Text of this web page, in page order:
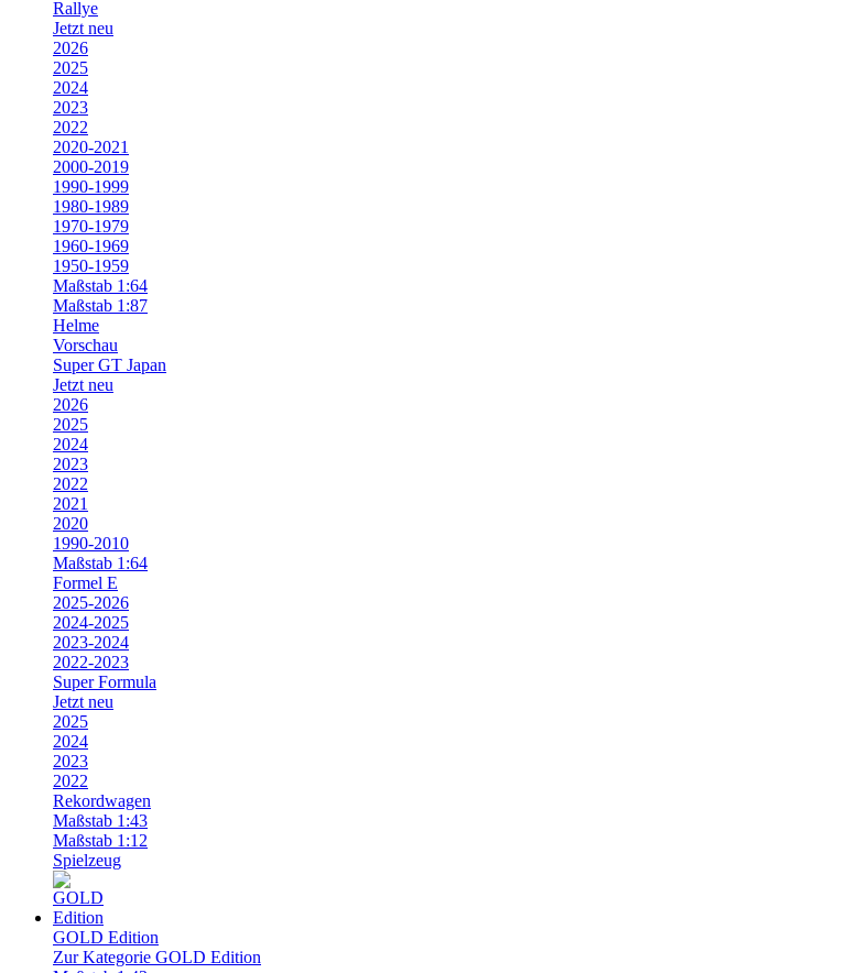
Rallye
Jetzt neu
2026
2025
2024
2023
2022
2020-2021
2000-2019
1990-1999
1980-1989
1970-1979
1960-1969
1950-1959
Maßstab 1:64
Maßstab 1:87
Helme
Vorschau
Super GT Japan
Jetzt neu
2026
2025
2024
2023
2022
2021
2020
1990-2010
Maßstab 1:64
Formel E
2025-2026
2024-2025
2023-2024
2022-2023
Super Formula
Jetzt neu
2025
2024
2023
2022
Rekordwagen
Maßstab 1:43
Maßstab 1:12
Spielzeug
GOLD Edition
Zur Kategorie GOLD Edition